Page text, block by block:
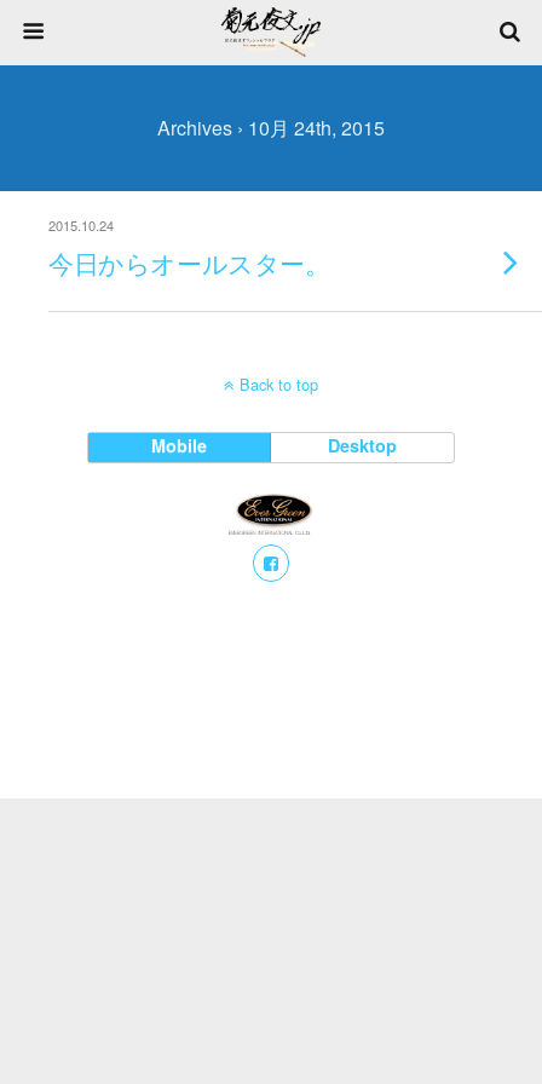
Archives › 10月 24th, 2015
2015.10.24
今日からオールスター。
Back to top
Mobile Desktop